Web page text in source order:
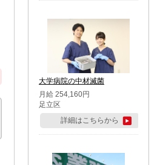
大学病院の中材滅菌
月給 254,160円
足立区
詳細はこちらから